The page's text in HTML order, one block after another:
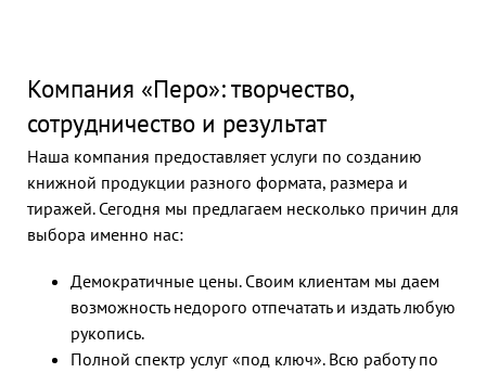
Компания «Перо»: творчество,
сотрудничество и результат
Наша компания предоставляет услуги по созданию
книжной продукции разного формата, размера и
тиражей. Сегодня мы предлагаем несколько причин для
выбора именно нас:
Демократичные цены. Своим клиентам мы даем
возможность недорого отпечатать и издать любую
рукопись.
Полной спектр услуг «под ключ». Всю работу по